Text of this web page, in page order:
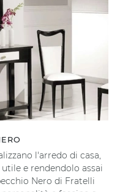
l'arredo di casa,
e rendendolo assai
Nero di Fratelli